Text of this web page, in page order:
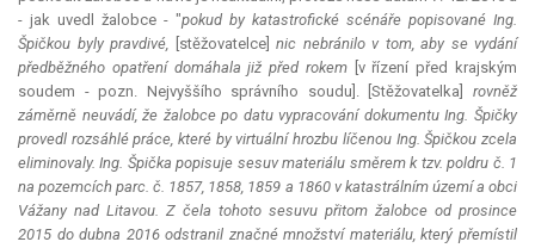
- jak uvedl žalobce - "pokud by katastrofické scénáře popisované Ing.
Špičkou byly pravdivé,
[stěžovatelce] nic nebránilo v tom, aby se vydání
předběžného opatření domáhala již před rokem[v řízení před krajským
soudem - pozn. Nejvyššího správního soudu]. [Stěžovatelka]
rovněž
záměrně neuvádí, že žalobce po datu vypracování dokumentu Ing. Špičky
provedl rozsáhlé práce, které by virtuální hrozbu líčenou Ing. Špičkou zcela
eliminovaly. Ing. Špička popisuje sesuv materiálu směrem k tzv. poldru č. 1
na pozemcích parc. č. 1857, 1858, 1859 a 1860 v katastrálním území a obci
Vážany nad Litavou. Z čela tohoto sesuvu přitom žalobce od prosince
2015 do dubna 2016 odstranil značné množství materiálu, který přemístil